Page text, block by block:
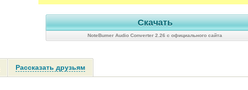
Скачать
NoteBumer Audio Converter 2.26 с официального сайта
Рассказать друзьям